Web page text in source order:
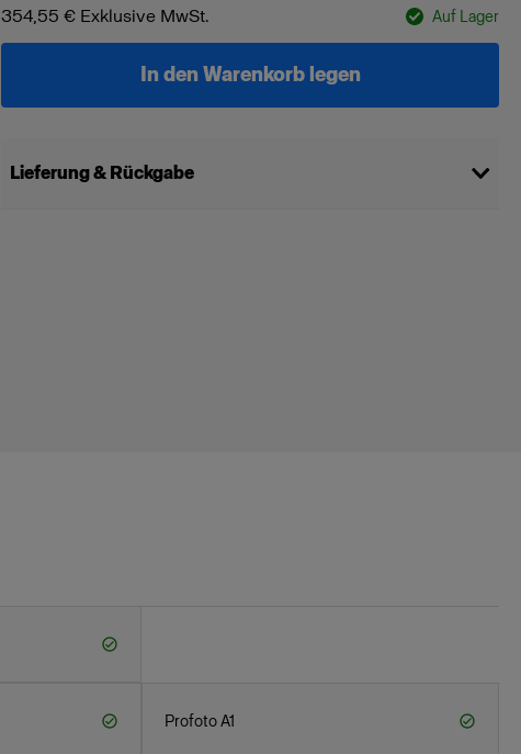
354,55 € Exklusive MwSt. Auf Lager
In den Warenkorb legen
Lieferung & Rückgabe
Profoto A1